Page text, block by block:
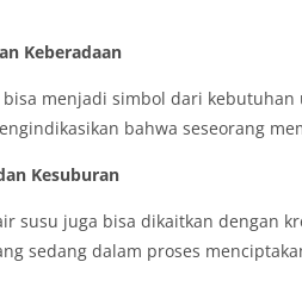
Keberadaan
menjadi simbol dari
bahwa seseorang
Kesuburan
susu juga bisa dikaitkan dengan
sedang dalam proses